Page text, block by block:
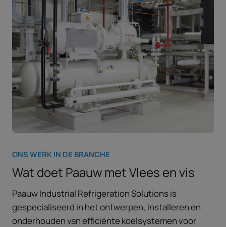
ONS WERK IN DE BRANCHE
Wat doet Paauw met Vlees en vis
Paauw Industrial Refrigeration Solutions is
gespecialiseerd in het ontwerpen, installeren en
onderhouden van efficiënte koelsystemen voor